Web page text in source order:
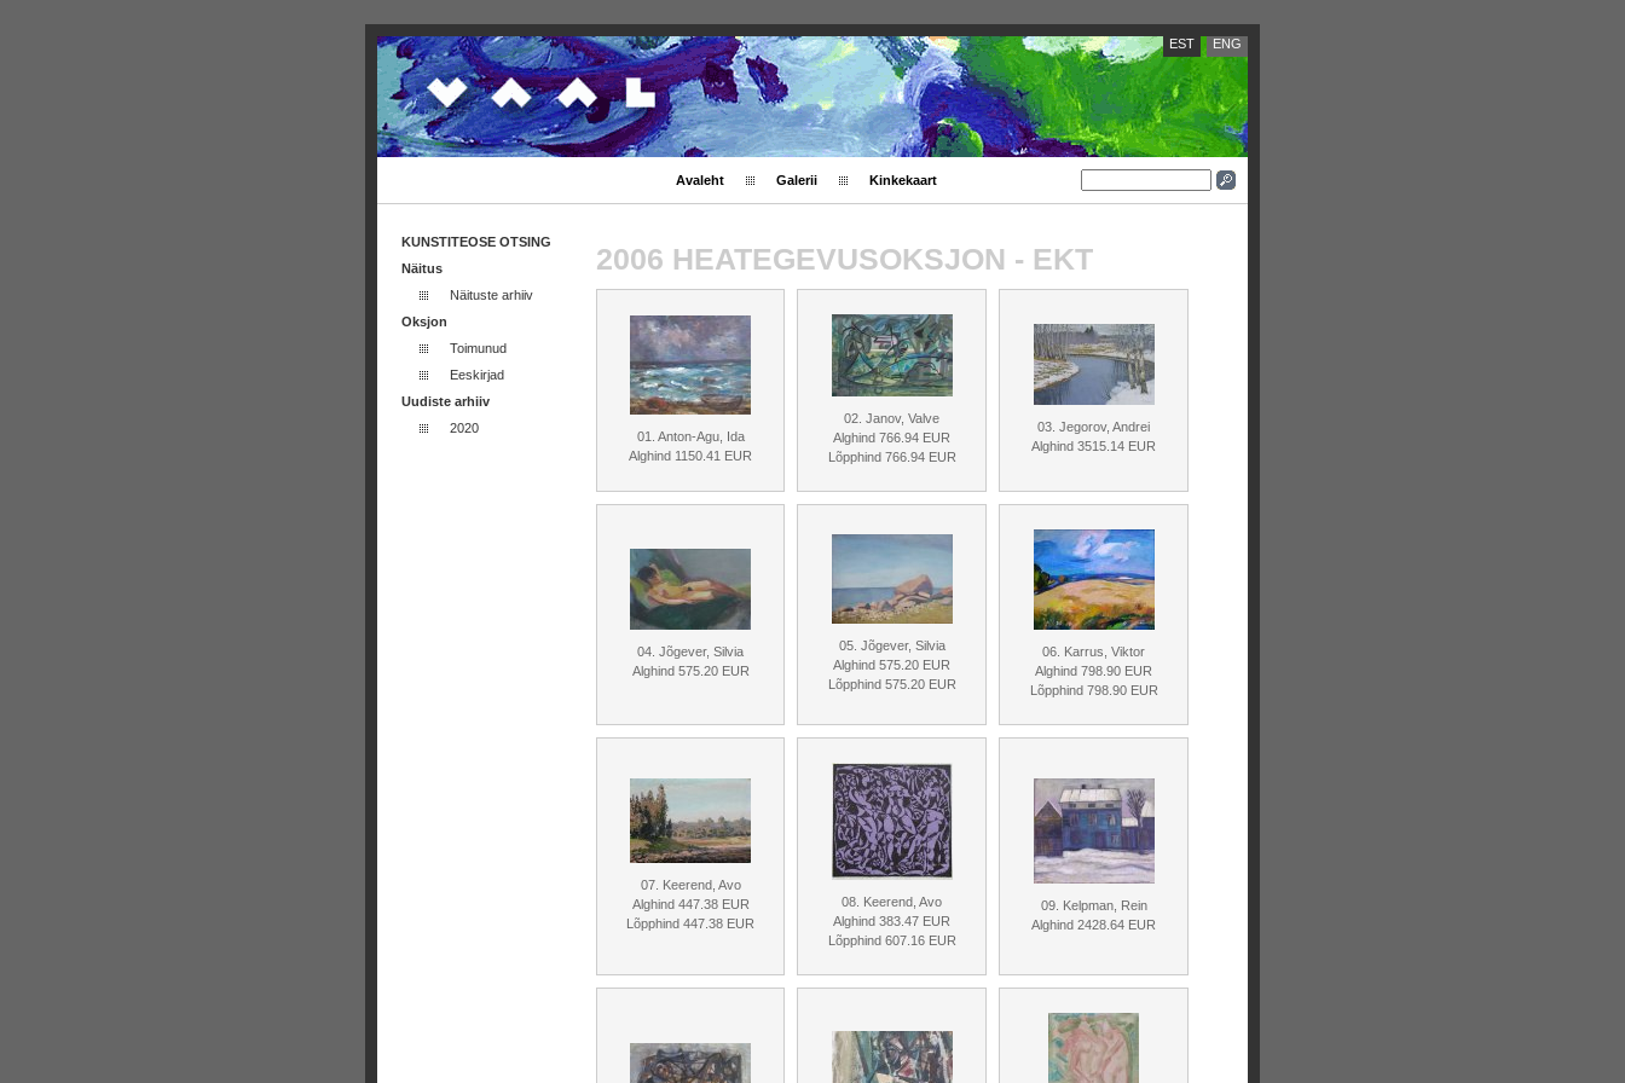
EST ENG
Avaleht Galerii Kinkekaart
KUNSTITEOSE OTSING
Näitus
Näituste arhiiv
Oksjon
Toimunud
Eeskirjad
Uudiste arhiiv
2020
2006 HEATEGEVUSOKSJON - EKT
01. Anton-Agu, Ida
Alghind 1150.41 EUR
02. Janov, Valve
Alghind 766.94 EUR
Lõpphind 766.94 EUR
03. Jegorov, Andrei
Alghind 3515.14 EUR
04. Jõgever, Silvia
Alghind 575.20 EUR
05. Jõgever, Silvia
Alghind 575.20 EUR
Lõpphind 575.20 EUR
06. Karrus, Viktor
Alghind 798.90 EUR
Lõpphind 798.90 EUR
07. Keerend, Avo
Alghind 447.38 EUR
Lõpphind 447.38 EUR
08. Keerend, Avo
Alghind 383.47 EUR
Lõpphind 607.16 EUR
09. Kelpman, Rein
Alghind 2428.64 EUR